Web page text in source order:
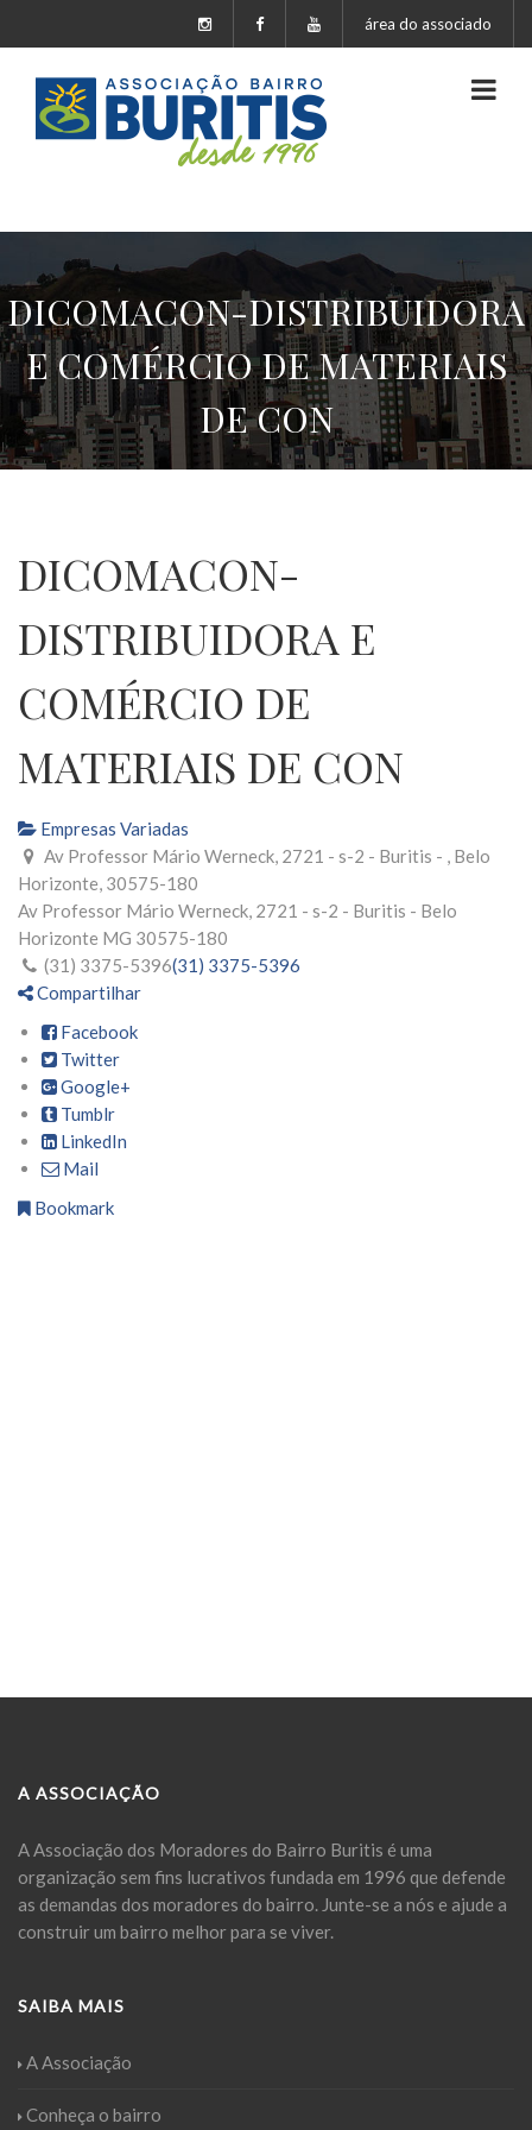
área do associado
DICOMACON-DISTRIBUIDORA
E COMÉRCIO DE MATERIAIS
DE CON
DICOMACON-
DISTRIBUIDORA E
COMÉRCIO DE
MATERIAIS DE CON
Empresas Variadas
Av Professor Mário Werneck, 2721 - s-2 - Buritis - , Belo
Horizonte, 30575-180
Av Professor Mário Werneck, 2721 - s-2 - Buritis - Belo
Horizonte MG 30575-180
(31) 3375-5396(31) 3375-5396
Compartilhar
Facebook
Twitter
Google+
Tumblr
LinkedIn
Mail
Bookmark
A ASSOCIAÇÃO
A Associação dos Moradores do Bairro Buritis é uma
organização sem fins lucrativos fundada em 1996 que defende
as demandas dos moradores do bairro. Junte-se a nós e ajude a
construir um bairro melhor para se viver.
SAIBA MAIS
A Associação
Conheça o bairro